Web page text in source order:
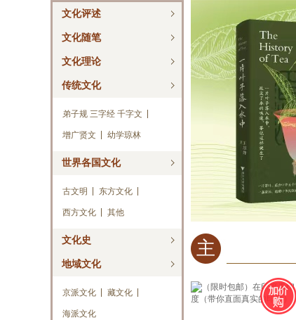
文化评述
文化随笔
文化理论
传统文化
弟子规 三字经 千字文
增广贤文 幼学琼林
世界各国文化
古文明 东方文化
西方文化 其他
文化史
地域文化
京派文化 藏文化
海派文化
主
编
推